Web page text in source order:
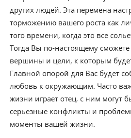
других людей. Эта перемена
торможению вашего роста как
того времени, когда это все
Тогда Вы по-настоящему
вершины и цели, к которым
Главной опорой для Вас будет
любовь к окружающим. Часто
жизни играет отец, с ним могут
серьезные конфликты и
моменты вашей жизни.